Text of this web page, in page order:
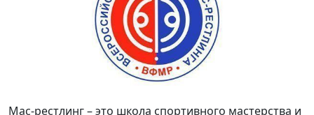
Мас-рестлинг – это школа спортивного мастерства и